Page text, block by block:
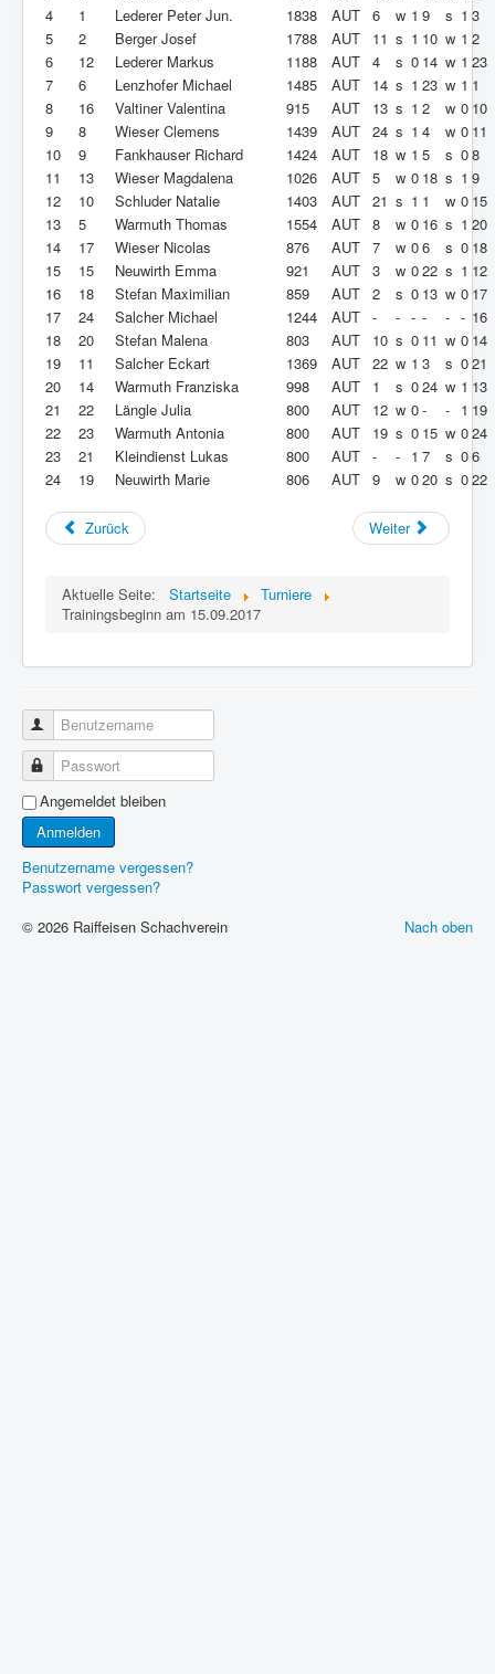
4
1 Lederer Peter Jun. 1838 AUT 6 w 1 9 s 1 3
5
2 Berger Josef 1788 AUT 11 s 1 10 w 1 2
6
12 Lederer Markus 1188 AUT 4 s 0 14 w 1 23
7
6 Lenzhofer Michael 1485 AUT 14 s 1 23 w 1 1
8
16 Valtiner Valentina 915 AUT 13 s 1 2 w 0 10
9
8 Wieser Clemens 1439 AUT 24 s 1 4 w 0 11
10
9 Fankhauser Richard 1424 AUT 18 w 1 5 s 08
11
13 Wieser Magdalena 1026 AUT 5 w 0 18 s 1 9
12
10 Schluder Natalie 1403 AUT 21 s 1 1 w 0 15
13
5 Warmuth Thomas 1554 AUT 8 w 0 16 s 1 20
14
17 Wieser Nicolas 876 AUT 7 w 06 s 0 18
15
15 Neuwirth Emma 921 AUT 3 w 022 s 1 12
16
18 Stefan Maximilian 859 AUT 2 s 0 13 w 0 17
17
24 Salcher Michael 1244 AUT - - - - - - 16
18
20 Stefan Malena 803 AUT 10 s 0 11 w 0 14
19
11 Salcher Eckart 1369 AUT 22 w 1 3 s 021
20
14 Warmuth Franziska 998 AUT 1 s 024 w 1 13
21
22 Längle Julia 800 AUT 12 w 0- - 1 19
22
23 Warmuth Antonia 800 AUT 19 s 0 15 w 024
23
21 Kleindienst Lukas 800 AUT - - 1 7 s 06
24
19 Neuwirth Marie 806 AUT 9 w 020 s 022
Zurück Weiter
Aktuelle Seite: Startseite
Turniere
Trainingsbeginn am 15.09.2017
Benutzername
Passwort
Angemeldet bleiben
Anmelden
Benutzername vergessen?
Passwort vergessen?
Nach oben
© 2026 Raiffeisen Schachverein